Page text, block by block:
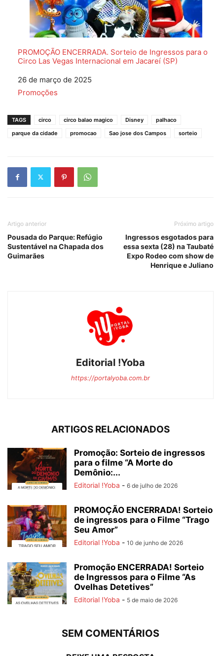
PROMOÇÃO ENCERRADA. Sorteio de Ingressos para o
Circo Las Vegas Internacional em Jacareí (SP)
Data
26 de março de 2025
Em relação a
Promoções
TAGS circo circo balao magico Disney
palhaco
parque da cidade
promocao Sao jose dos Campos sorteio
Artigo anterior
Pousada do Parque: Refúgio
Sustentável na Chapada dos
Guimarães
Próximo artigo
Ingressos esgotados para
essa sexta (28) na Taubaté
Expo Rodeo com show de
Henrique e Juliano
Editorial !Yoba
https://portalyoba.com.br
ARTIGOS RELACIONADOS
Promoção: Sorteio de ingressos
para o filme “A Morte do
Demônio:...
Editorial !Yoba - 6 de julho de 2026
PROMOÇÃO ENCERRADA! Sorteio
de ingressos para o Filme “Trago
Seu Amor”
Editorial !Yoba - 10 de junho de 2026
Promoção ENCERRADA! Sorteio
de Ingressos para o Filme “As
Ovelhas Detetives”
Editorial !Yoba - 5 de maio de 2026
SEM COMENTÁRIOS